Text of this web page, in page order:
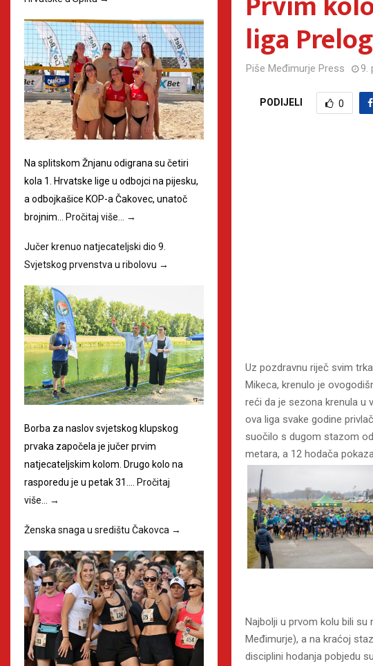
liga Prelog
Piše Međimurje Press 9.
PODIJELI 0
Uz pozdravnu riječ svim
Mikeca, krenulo je
reći da je sezona krenula u
ova liga svake godine
suočilo s dugom stazom
metara, a 12 hodača
Najbolji u prvom kolu bili su
Međimurje), a na kraćoj
disciplini hodanja pobjedu
Na splitskom Žnjanu odigrana su četiri
kola 1. Hrvatske lige u odbojci na pijesku,
a odbojkašice KOP-a Čakovec, unatoč
brojnim…
Pročitaj više… →
Jučer krenuo natjecateljski dio 9.
Svjetskog prvenstva u ribolovu →
Borba za naslov svjetskog klupskog
prvaka započela je jučer prvim
natjecateljskim kolom. Drugo kolo na
rasporedu je u petak 31.…
Pročitaj
više…
→
Ženska snaga u središtu Čakovca →